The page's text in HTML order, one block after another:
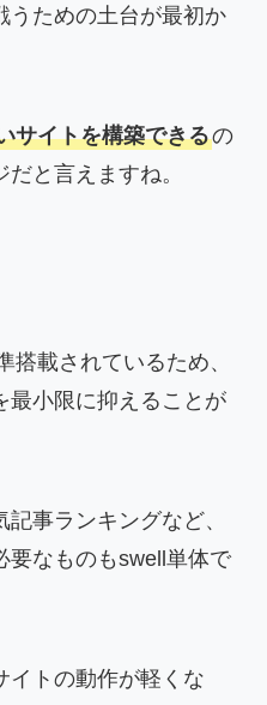
うための土台が最初か
サイトを構築できるの
と言えますね。
搭載されているため、
最小限に抑えることが
事ランキングなど、
要なものもswell単体で
イトの動作が軽くな